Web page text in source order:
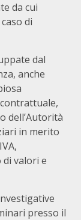
da cui
di
dal
anche
dell’Autorità
in merito
valori e
presso il